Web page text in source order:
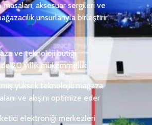
aksesuar sergileri ve
unsurlarıyla birleştirir.
ve teknoloji butiği
20 yıllık mükemmellik
yüksek teknolojili mağaza
ve akışını optimize eder
elektroniği merkezleri